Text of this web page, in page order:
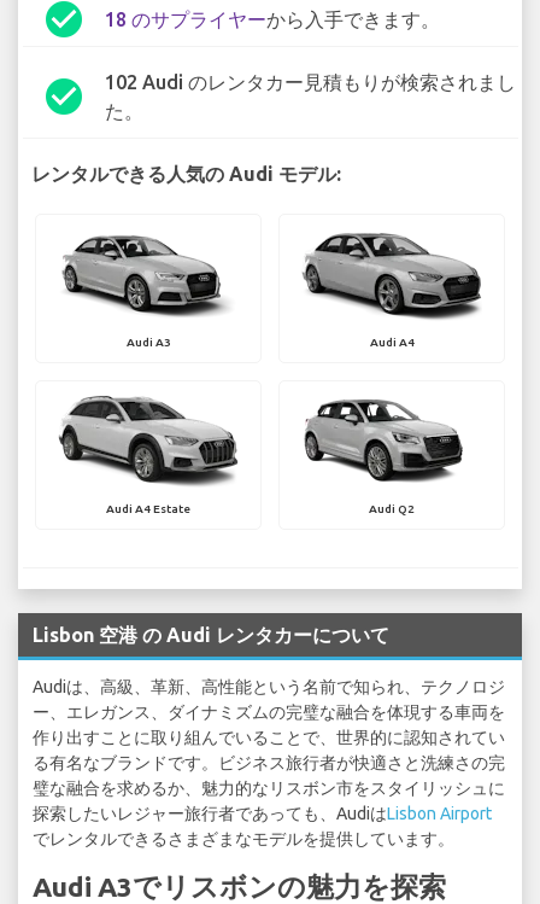
check_circle 18 のサプライヤーから入手できます。
check_circle
102 Audi のレンタカー見積もりが検索されまし
た。
レンタルできる人気の Audi モデル:
Audi A3 Audi A4
Audi A4 Estate Audi Q2
Lisbon 空港 の Audi レンタカーについて
Audiは、高級、革新、高性能という名前で知られ、テクノロジ
ー、エレガンス、ダイナミズムの完璧な融合を体現する車両を
作り出すことに取り組んでいることで、世界的に認知されてい
る有名なブランドです。ビジネス旅行者が快適さと洗練さの完
璧な融合を求めるか、魅力的なリスボン市をスタイリッシュに
探索したいレジャー旅行者であっても、AudiはLisbon Airport
でレンタルできるさまざまなモデルを提供しています。
Audi A3でリスボンの魅力を探索